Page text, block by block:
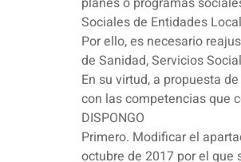
Sociales de Entidades
Por ello, es necesario
de Sanidad, Servicios
En su virtud, a propuesta
con las competencias que
DISPONGO
Primero. Modificar el
octubre de 2017 por el que